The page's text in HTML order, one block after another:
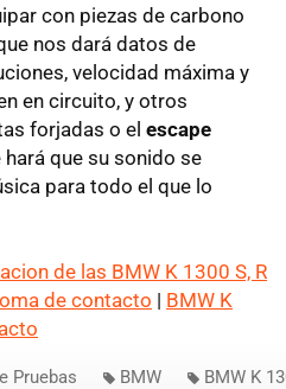
con piezas de carbono
nos dará datos de
velocidad máxima y
en circuito, y otros
forjadas o el escape
hará que su sonido se
para todo el que lo
de las BMW K 1300 S, R
de contacto | BMW K
Pruebas BMW BMW K